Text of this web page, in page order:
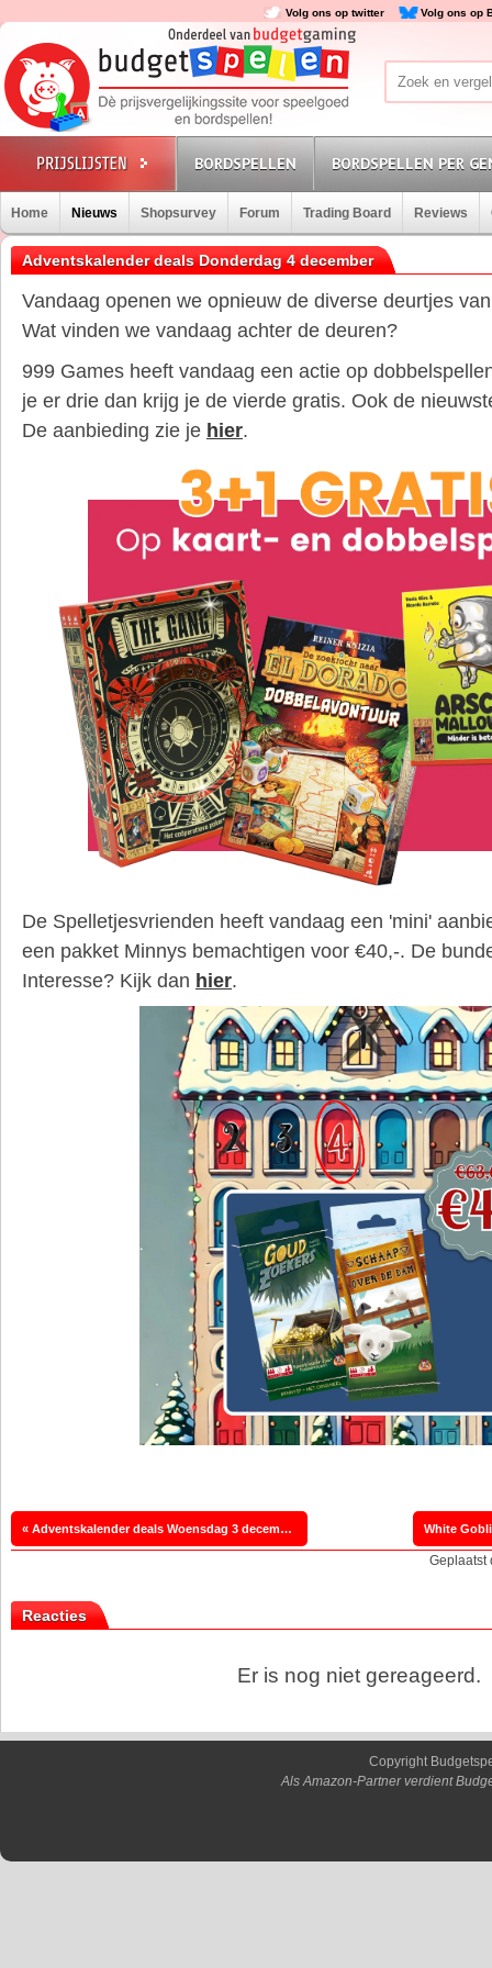
Volg ons op twitter Volg ons op
BORDSPELLEN BORDSPELLEN PER
Home Nieuws Shopsurvey Forum Trading Board Reviews
Adventskalender deals Donderdag 4 december
Vandaag openen we opnieuw de diverse deurtjes
Wat vinden we vandaag achter de deuren?
999 Games heeft vandaag een actie op
je er drie dan krijg je de vierde gratis. Ook de
De aanbieding zie je hier.
De Spelletjesvrienden heeft vandaag een 'mini'
een pakket Minnys bemachtigen voor €40,-. De
Interesse? Kijk dan hier.
« Adventskalender deals Woensdag 3 december White
Geplaatst
Reacties
Er is nog niet gereageerd.
Copyright
Als Amazon-Partner verdient